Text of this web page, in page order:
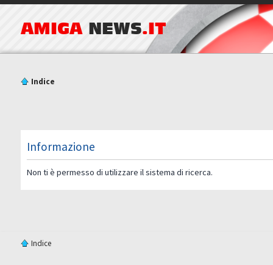
AMIGA NEWS.IT
Indice
Informazione
Non ti è permesso di utilizzare il sistema di ricerca.
Indice